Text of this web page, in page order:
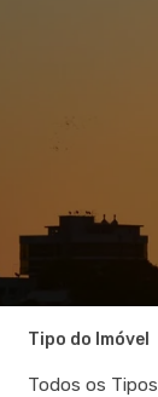
Tipo do Imóvel
Todos os Tipos